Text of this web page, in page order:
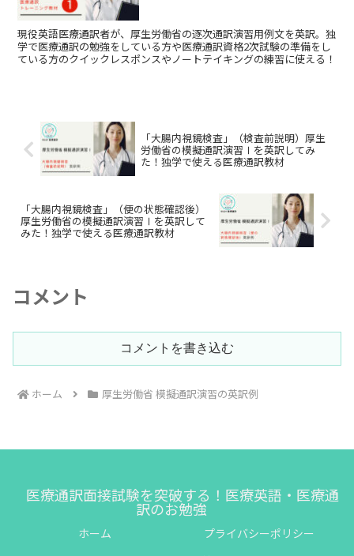
現役英語医療通訳者が、厚生労働省の逐次通訳演習用例文を英訳。独
学で医療通訳の勉強をしている方や医療通訳資格2次試験の準備をし
ている方のクイックレスポンスやノートテイキングの練習に使える！
「大腸内視鏡検査」（検査前説明）厚生
労働省の模擬通訳演習Ⅰを英訳してみ
た！独学で使える医療通訳教材
「大腸内視鏡検査」（便の状態確認後）
厚生労働省の模擬通訳演習Ⅰを英訳して
みた！独学で使える医療通訳教材
コメント
コメントを書き込む
ホーム 厚生労働省 模擬通訳演習の英訳例
医療通訳面接試験を突破する！医療英語・医療通
訳のお勉強
ホーム
プライバシーポリシー